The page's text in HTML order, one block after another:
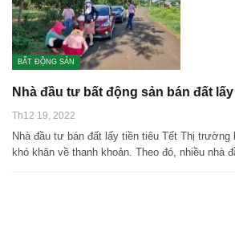
BẤT ĐỘNG SẢN
Nhà đầu tư bất động sản bán đất
Th12 19, 2022
Nhà đầu tư bán đất lấy tiền tiêu Tết Thị trường
khó khăn về thanh khoản. Theo đó, nhiều nhà